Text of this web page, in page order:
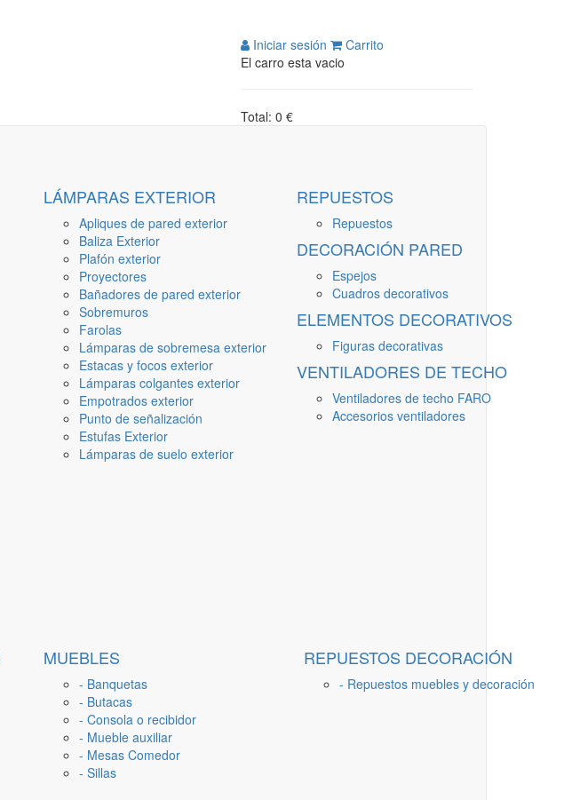
Iniciar sesión
Carrito
El carro esta vacio
Total: 0 €
LÁMPARAS EXTERIOR
Apliques de pared exterior
Baliza Exterior
Plafón exterior
Proyectores
Bañadores de pared exterior
Sobremuros
Farolas
Lámparas de sobremesa exterior
Estacas y focos exterior
Lámparas colgantes exterior
Empotrados exterior
Punto de señalización
Estufas Exterior
Lámparas de suelo exterior
REPUESTOS
Repuestos
DECORACIÓN PARED
Espejos
Cuadros decorativos
ELEMENTOS DECORATIVOS
Figuras decorativas
VENTILADORES DE TECHO
Ventiladores de techo FARO
Accesorios ventiladores
MUEBLES
- Banquetas
- Butacas
- Consola o recibidor
- Mueble auxiliar
- Mesas Comedor
- Sillas
REPUESTOS DECORACIÓN
- Repuestos muebles y decoración